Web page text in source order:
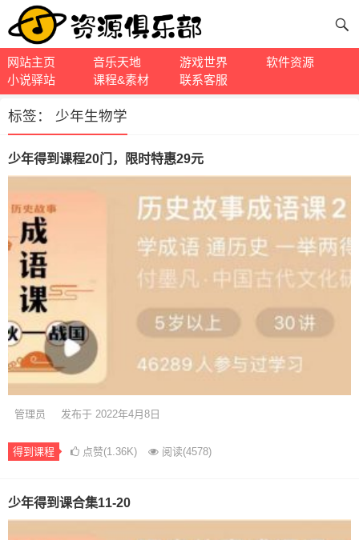
网站主页 音乐天地 游戏世界
软件资源
小说驿站
课程&素材 联系客服
标签： 少年生物学
少年得到课程20门，限时特惠29元
管理员 发布于 2022年4月8日
得到课程 点赞(1.36K) 阅读(4578)
少年得到课合集11-20